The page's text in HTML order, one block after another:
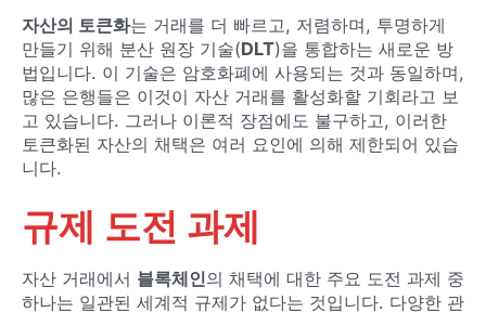
자산의 토큰화는 거래를 더 빠르고, 저렴하며, 투명하게
만들기 위해 분산 원장 기술(DLT)을 통합하는 새로운 방
법입니다. 이 기술은 암호화폐에 사용되는 것과 동일하며,
많은 은행들은 이것이 자산 거래를 활성화할 기회라고 보
고 있습니다. 그러나 이론적 장점에도 불구하고, 이러한
토큰화된 자산의 채택은 여러 요인에 의해 제한되어 있습
니다.
규제 도전 과제
자산 거래에서 블록체인의 채택에 대한 주요 도전 과제 중
하나는 일관된 세계적 규제가 없다는 것입니다. 다양한 관